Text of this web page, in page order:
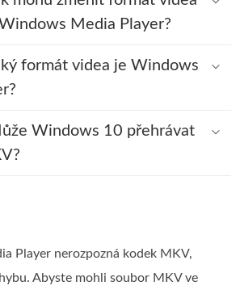
Media Player?
formát videa je Windows
Windows 10 přehrávat
Player nerozpozná kodek MKV,
Abyste mohli soubor MKV ve